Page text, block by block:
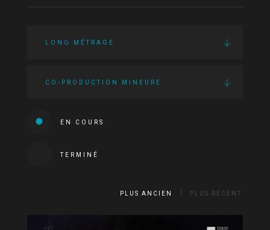
LONG MÉTRAGE
CO-PRODUCTION MINEURE
EN COURS
TERMINÉ
PLUS ANCIEN PLUS RÉCENT